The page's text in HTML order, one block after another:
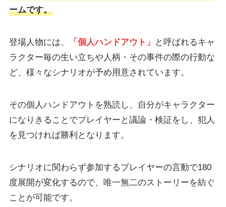
ームです。
登場人物には、 「個人ハンドアウト」
と呼ばれるキャ
ラクター毎の生い立ちや人柄・その事件の際の行動な
ど、様々なシナリオが予め用意されています。
その個人ハンドアウトを熟読し、自分がキャラクター
になりきることでプレイヤーと議論・検証をし、犯人
を見つければ勝利となります。
シナリオに関わらず参加するプレイヤーの言動で180
度展開が変化するので、唯一無二のストーリーを紡ぐ
ことが可能です。